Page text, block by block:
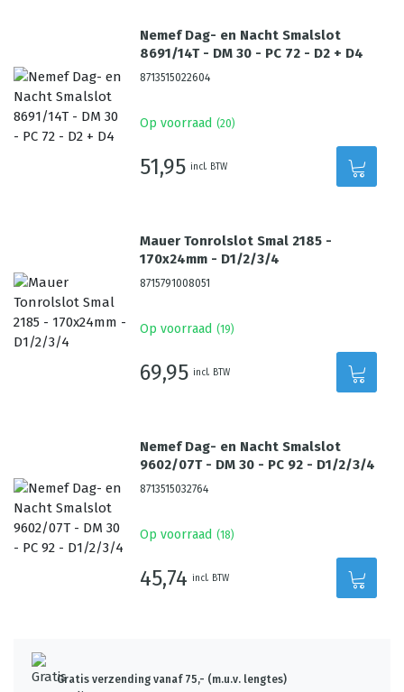
Nemef Dag- en Nacht Smalslot
8691/14T - DM 30 - PC 72 - D2 + D4
8713515022604
Op voorraad (20)
51,95 incl. BTW
Mauer Tonrolslot Smal 2185 -
170x24mm - D1/2/3/4
8715791008051
Op voorraad (19)
69,95 incl. BTW
Nemef Dag- en Nacht Smalslot
9602/07T - DM 30 - PC 92 - D1/2/3/4
8713515032764
Op voorraad (18)
45,74 incl. BTW
Gratis verzending vanaf 75,- (m.u.v. lengtes)